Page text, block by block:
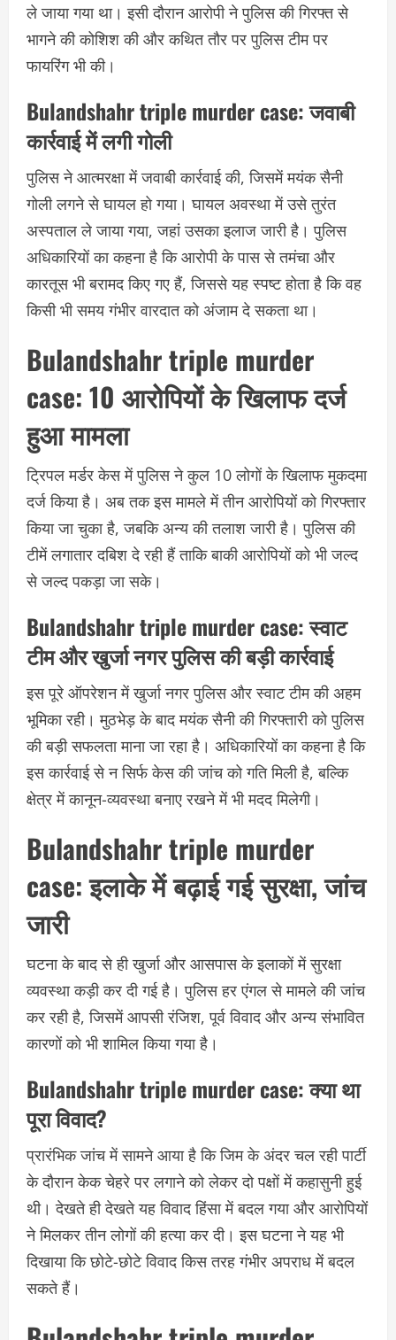
ले जाया गया था। इसी दौरान आरोपी ने पुलिस की गिरफ्त से
भागने की कोशिश की और कथित तौर पर पुलिस टीम पर
फायरिंग भी की।
Bulandshahr triple murder case:जवाबी
कार्रवाई में लगी गोली
पुलिस ने आत्मरक्षा में जवाबी कार्रवाई की, जिसमें मयंक सैनी
गोली लगने से घायल हो गया। घायल अवस्था में उसे तुरंत
अस्पताल ले जाया गया, जहां उसका इलाज जारी है। पुलिस
अधिकारियों का कहना है कि आरोपी के पास से तमंचा और
कारतूस भी बरामद किए गए हैं, जिससे यह स्पष्ट होता है कि वह
किसी भी समय गंभीर वारदात को अंजाम दे सकता था।
Bulandshahr triple murder
case: 10 आरोपियों के खिलाफ दर्ज
हुआ मामला
ट्रिपल मर्डर केस में पुलिस ने कुल 10 लोगों के खिलाफ मुकदमा
दर्ज किया है। अब तक इस मामले में तीन आरोपियों को गिरफ्तार
किया जा चुका है, जबकि अन्य की तलाश जारी है। पुलिस की
टीमें लगातार दबिश दे रही हैं ताकि बाकी आरोपियों को भी जल्द
से जल्द पकड़ा जा सके।
Bulandshahr triple murder case:स्वाट
टीम और खुर्जा नगर पुलिस की बड़ी कार्रवाई
इस पूरे ऑपरेशन में खुर्जा नगर पुलिस और स्वाट टीम की अहम
भूमिका रही। मुठभेड़ के बाद मयंक सैनी की गिरफ्तारी को पुलिस
की बड़ी सफलता माना जा रहा है। अधिकारियों का कहना है कि
इस कार्रवाई से न सिर्फ केस की जांच को गति मिली है, बल्कि
क्षेत्र में कानून-व्यवस्था बनाए रखने में भी मदद मिलेगी।
Bulandshahr triple murder
case:इलाके में बढ़ाई गई सुरक्षा, जांच
जारी
घटना के बाद से ही खुर्जा और आसपास के इलाकों में सुरक्षा
व्यवस्था कड़ी कर दी गई है। पुलिस हर एंगल से मामले की जांच
कर रही है, जिसमें आपसी रंजिश, पूर्व विवाद और अन्य संभावित
कारणों को भी शामिल किया गया है।
Bulandshahr triple murder case:क्या था
पूरा विवाद?
प्रारंभिक जांच में सामने आया है कि जिम के अंदर चल रही पार्टी
के दौरान केक चेहरे पर लगाने को लेकर दो पक्षों में कहासुनी हुई
थी। देखते ही देखते यह विवाद हिंसा में बदल गया और आरोपियों
ने मिलकर तीन लोगों की हत्या कर दी। इस घटना ने यह भी
दिखाया कि छोटे-छोटे विवाद किस तरह गंभीर अपराध में बदल
सकते हैं।